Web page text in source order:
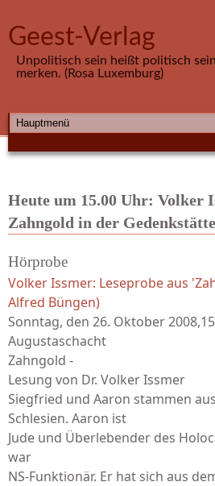
Geest-Verlag
Unpolitisch sein heißt politisch
merken. (Rosa Luxemburg)
HAUPTMENÜ
Heute um 15.00 Uhr: Volker
Zahngold in der
Hörprobe
Volker Issmer: Leseprobe aus
Alfred Büngen)
Sonntag, den 26. Oktober
Augustaschacht
Zahngold -
Lesung von Dr. Volker Issmer
Siegfried und Aaron stammen
Schlesien. Aaron ist
Jude und Überlebender des
war
NS-Funktionär. Er hat sich aus